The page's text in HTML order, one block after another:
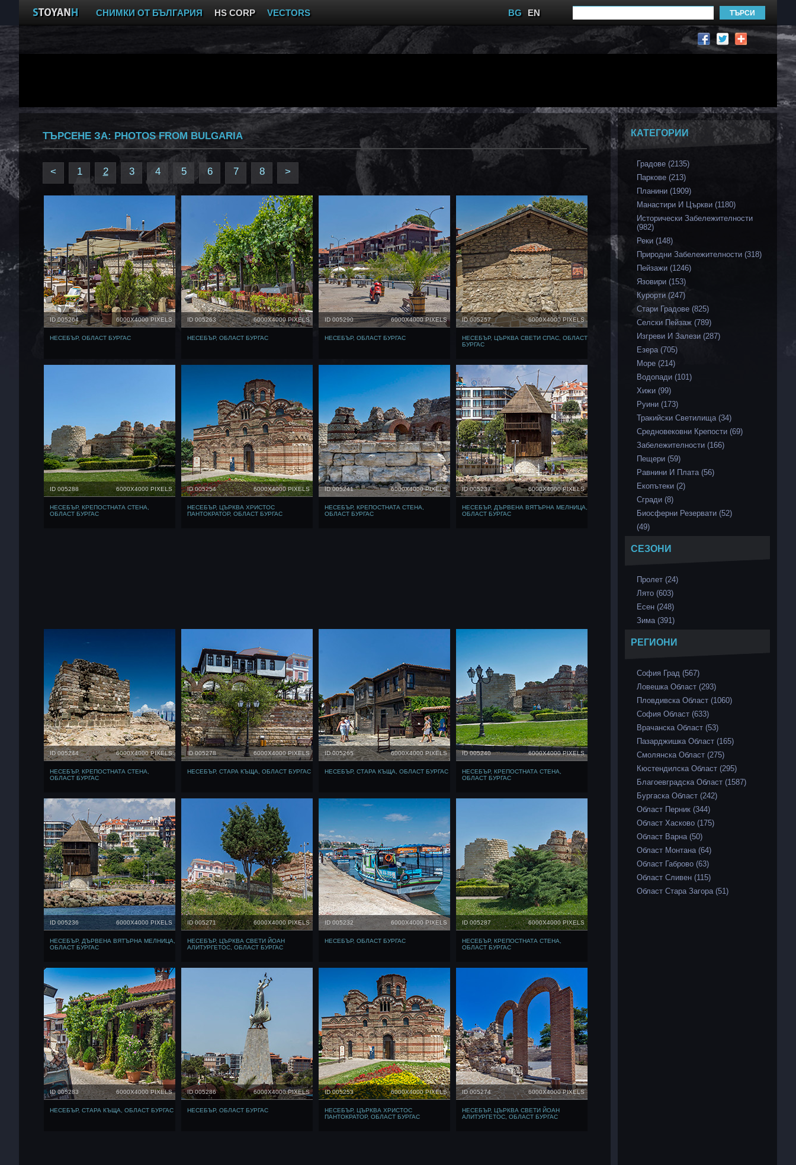
СНИМКИ ОТ БЪЛГАРИЯ HS CORP VECTORS BG EN
ТЪРСЕНЕ ЗА: PHOTOS FROM BULGARIA
< 1 2 3 4 5 6 7 8 >
ID 005264 6000X4000 PIXELS
НЕСЕБЪР, ОБЛАСТ БУРГАС
ID 005263 6000X4000 PIXELS
НЕСЕБЪР, ОБЛАСТ БУРГАС
ID 005290 6000X4000 PIXELS
НЕСЕБЪР, ОБЛАСТ БУРГАС
ID 005257 6000X4000 PIXELS
НЕСЕБЪР, ЦЪРКВА СВЕТИ СПАС, ОБЛАСТ
БУРГАС
ID 005288 6000X4000 PIXELS
НЕСЕБЪР, КРЕПОСТНАТА СТЕНА,
ОБЛАСТ БУРГАС
ID 005254 6000X4000 PIXELS
НЕСЕБЪР, ЦЪРКВА ХРИСТОС
ПАНТОКРАТОР, ОБЛАСТ БУРГАС
ID 005241 6000X4000 PIXELS
НЕСЕБЪР, КРЕПОСТНАТА СТЕНА,
ОБЛАСТ БУРГАС
ID 005237 6000X4000 PIXELS
НЕСЕБЪР, ДЪРВЕНА ВЯТЪРНА МЕЛНИЦА,
ОБЛАСТ БУРГАС
ID 005244 6000X4000 PIXELS
НЕСЕБЪР, КРЕПОСТНАТА СТЕНА,
ОБЛАСТ БУРГАС
ID 005278 6000X4000 PIXELS
НЕСЕБЪР, СТАРА КЪЩА, ОБЛАСТ БУРГАС
ID 005265 6000X4000 PIXELS
НЕСЕБЪР, СТАРА КЪЩА, ОБЛАСТ БУРГАС
ID 005240 6000X4000 PIXELS
НЕСЕБЪР, КРЕПОСТНАТА СТЕНА,
ОБЛАСТ БУРГАС
ID 005236 6000X4000 PIXELS
НЕСЕБЪР, ДЪРВЕНА ВЯТЪРНА МЕЛНИЦА,
ОБЛАСТ БУРГАС
ID 005271 6000X4000 PIXELS
НЕСЕБЪР, ЦЪРКВА СВЕТИ ЙОАН
АЛИТУРГЕТОС, ОБЛАСТ БУРГАС
ID 005232 6000X4000 PIXELS
НЕСЕБЪР, ОБЛАСТ БУРГАС
ID 005287 6000X4000 PIXELS
НЕСЕБЪР, КРЕПОСТНАТА СТЕНА,
ОБЛАСТ БУРГАС
ID 005283 6000X4000 PIXELS
НЕСЕБЪР, СТАРА КЪЩА, ОБЛАСТ БУРГАС
ID 005286 6000X4000 PIXELS
НЕСЕБЪР, ОБЛАСТ БУРГАС
ID 005253 6000X4000 PIXELS
НЕСЕБЪР, ЦЪРКВА ХРИСТОС
ПАНТОКРАТОР, ОБЛАСТ БУРГАС
ID 005274 6000X4000 PIXELS
НЕСЕБЪР, ЦЪРКВА СВЕТИ ЙОАН
АЛИТУРГЕТОС, ОБЛАСТ БУРГАС
КАТЕГОРИИ
Градове (2135)
Паркове (213)
Планини (1909)
Манастири И Църкви (1180)
Исторически Забележителности
(982)
Реки (148)
Природни Забележителности (318)
Пейзажи (1246)
Язовири (153)
Курорти (247)
Стари Градове (825)
Селски Пейзаж (789)
Изгреви И Залези (287)
Езера (705)
Море (214)
Водопади (101)
Хижи (99)
Руини (173)
Тракийски Светилища (34)
Средновековни Крепости (69)
Забележителности (166)
Пещери (59)
Равнини И Плата (56)
Екопътеки (2)
Сгради (8)
Биосферни Резервати (52)
(49)
СЕЗОНИ
Пролет (24)
Лято (603)
Есен (248)
Зима (391)
РЕГИОНИ
София Град (567)
Ловешка Област (293)
Пловдивска Област (1060)
София Област (633)
Врачанска Област (53)
Пазарджишка Област (165)
Смолянска Област (275)
Кюстендилска Област (295)
Благоевградска Област (1587)
Бургаска Област (242)
Област Перник (344)
Област Хасково (175)
Област Варна (50)
Област Монтана (64)
Област Габрово (63)
Област Сливен (115)
Област Стара Загора (51)